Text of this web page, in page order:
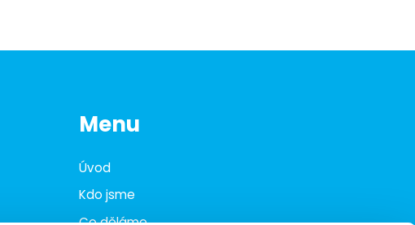
Menu
Úvod
Kdo jsme